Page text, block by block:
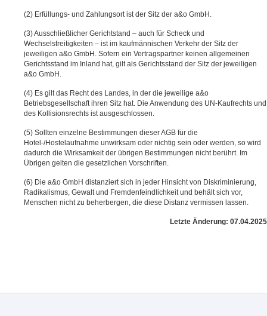
Erfüllungs- und Zahlungsort ist der Sitz der a&o GmbH.
Ausschließlicher Gerichtstand – auch für Scheck und
Wechselstreitigkeiten – ist im kaufmännischen Verkehr der Sitz der
jeweiligen a&o GmbH. Sofern ein Vertragspartner keinen allgemeinen
Gerichtsstand im Inland hat, gilt als Gerichtsstand der Sitz der jeweiligen
a&o GmbH.
Es gilt das Recht des Landes, in der die jeweilige a&o
Betriebsgesellschaft ihren Sitz hat. Die Anwendung des UN-Kaufrechts und
des Kollisionsrechts ist ausgeschlossen.
Sollten einzelne Bestimmungen dieser AGB für die
Hotel-/Hostelaufnahme unwirksam oder nichtig sein oder werden, so wird
dadurch die Wirksamkeit der übrigen Bestimmungen nicht berührt. Im
Übrigen gelten die gesetzlichen Vorschriften.
Die a&o GmbH distanziert sich in jeder Hinsicht von Diskriminierung,
Radikalismus, Gewalt und Fremdenfeindlichkeit und behält sich vor,
Menschen nicht zu beherbergen, die diese Distanz vermissen lassen.
Letzte Änderung: 07.04.2025